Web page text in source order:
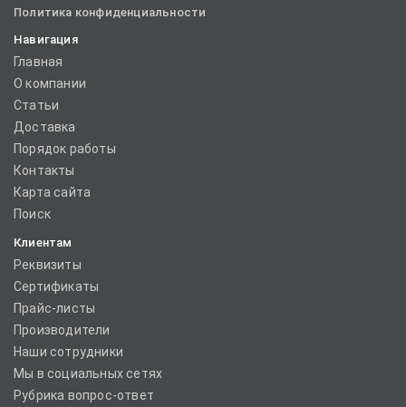
Политика конфиденциальности
Навигация
Главная
О компании
Статьи
Доставка
Порядок работы
Контакты
Карта сайта
Поиск
Клиентам
Реквизиты
Сертификаты
Прайс-листы
Производители
Наши сотрудники
Мы в социальных сетях
Рубрика вопрос-ответ